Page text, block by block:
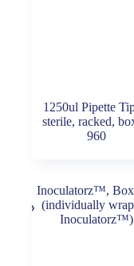
1250ul Pipette
sterile, racked,
960